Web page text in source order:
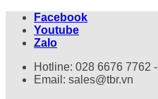
qua
Facebook
Youtube
Zalo
Hotline: 028 6676 7762
Email: sales@tbr.vn